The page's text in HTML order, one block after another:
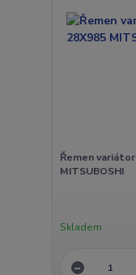
Řemen
MITSUBOSHI
Skladem